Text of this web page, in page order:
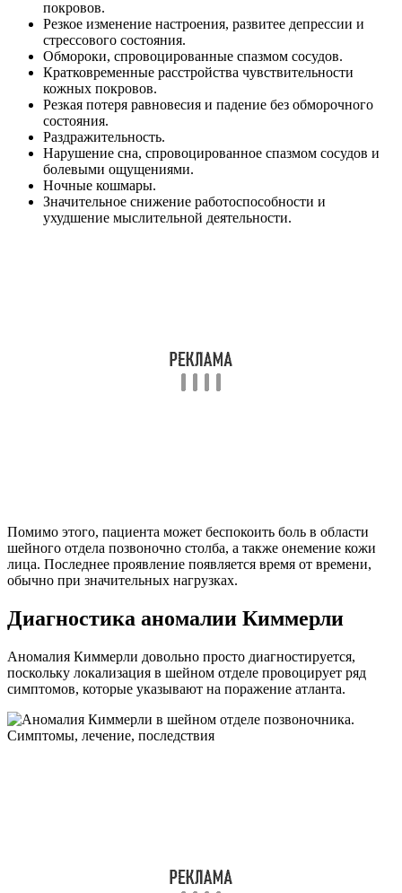
покровов.
Резкое изменение настроения, развитее депрессии и
стрессового состояния.
Обмороки, спровоцированные спазмом сосудов.
Кратковременные расстройства чувствительности
кожных покровов.
Резкая потеря равновесия и падение без обморочного
состояния.
Раздражительность.
Нарушение сна, спровоцированное спазмом сосудов и
болевыми ощущениями.
Ночные кошмары.
Значительное снижение работоспособности и
ухудшение мыслительной деятельности.
Помимо этого, пациента может беспокоить боль в области
шейного отдела позвоночно столба, а также онемение кожи
лица. Последнее проявление появляется время от времени,
обычно при значительных нагрузках.
Диагностика аномалии Киммерли
Аномалия Киммерли довольно просто диагностируется,
поскольку локализация в шейном отделе провоцирует ряд
симптомов, которые указывают на поражение атланта.